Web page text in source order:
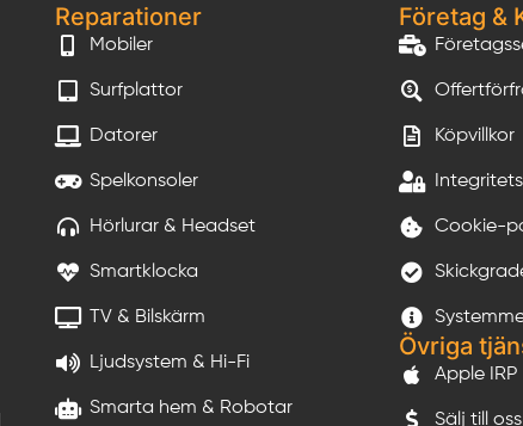
Reparationer
Mobiler
Surfplattor
Datorer
Spelkonsoler
Hörlurar & Headset
Smartklocka
TV & Bilskärm
Ljudsystem & Hi-Fi
Smarta hem & Robotar
Företag &
Köpvillkor
Cookie-
Övriga
Apple IRP
Sälj till oss